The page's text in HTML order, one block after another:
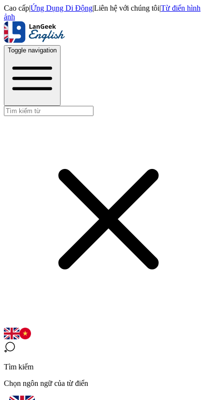
Cao cấp|Ứng Dụng Di Động|Liên hệ với chúng tôi|Từ điển hình
ảnh
Toggle navigation
Tìm kiếm
Chọn ngôn ngữ của từ điển